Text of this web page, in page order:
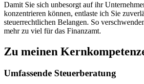
Damit Sie sich unbesorgt auf ihr
konzentrieren können, entlaste ich Sie
steuerrechtlichen Belangen. So
mehr zu viel für das Finanzamt.
Zu meinen
Umfassende Steuerberatung